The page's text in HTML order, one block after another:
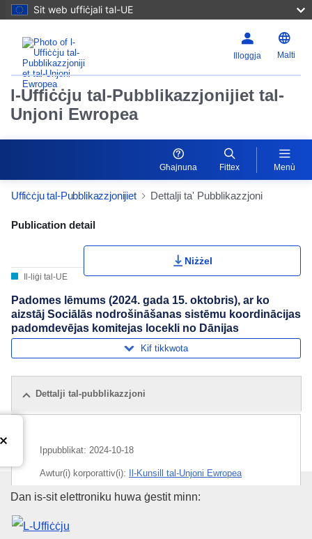
Sit web uffiċjali tal-UE
Illoggja Malti
l-Uffiċċju tal-Pubblikazzjonijiet tal-
Unjoni Ewropea
Għajnuna Fittex Menù
Uffiċċju tal-Pubblikazzjonijiet Dettalji ta' Pubblikazzjoni
Publication Detail Actions Portlet
Publication detail
Il-liġi tal-UE
Niżżel
Padomes lēmums (2024. gada 15. oktobris), ar ko
aizstāj Sociālās nodrošināšanas sistēmu koordinācijas
padomdevējas komitejas locekli no Dānijas
Kif tikkwota
Dettalji tal-pubblikazzjoni
Ippubblikat: 2024-10-18
Awtur(i) korporattiv(i): Il-Kunsill tal-Unjoni Ewropea
Suġġett:id-Danimarka,kumitat konsultattiv (UE)
sigurtà soċjali
L-Uffiċċju tal-Pubblikazzjonijiet
Dan is-sit elettroniku huwa ġestit minn: